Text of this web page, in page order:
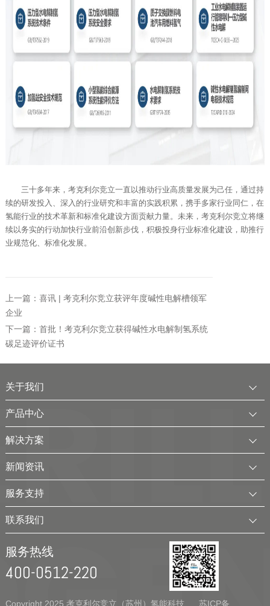
三十多年来，考克利尔竞立一直以推动行业高质量发展为己任，通过持
续的研发投入、深入的行业研究和丰富的实践积累，携手多家行业同仁，在
氢能行业的技术革新和标准化建设方面贡献力量。未来，考克利尔竞立将继
续以务实的行动加快行业前沿创新步伐，积极投身行业标准化建设，助推行
业规范化、标准化发展。
上一篇：喜讯 | 考克利尔竞立获评年度碱性电解槽领军
企业
下一篇：首批！考克利尔竞立获得碱性水电解制氢系统
碳足迹评价证书
关于我们
公司简介
发展历程
服务全球
考克利尔集团
产品中心
中压水电解制氢装置
电厂用制氢干燥一体化装置
氢气干燥装置
氢气回收净化装置
移动式（箱式）制氢站
实验室制氢设备
解决方案
可再生电解水制氢解决方案
制氢加氢解决方案
工业用氢解决方案
弃（余）电离网制氢解决方案
新闻资讯
企业动态
行业新闻
展会及活动
视频
服务支持
客户服务
联系我们
联系方式
加入我们
服务热线
400-0512-220
Copyright 2025 考克利尔竞立（苏州）氢能科技 苏ICP备